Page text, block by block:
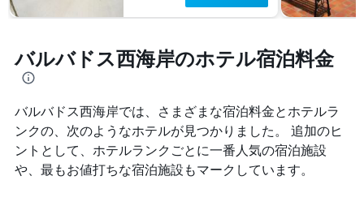
バルバドス西海岸のホテル宿泊料金
バルバドス西海岸では、さまざまな宿泊料金とホテルラ
ンクの、次のようなホテルが見つかりました。 追加のヒ
ントとして、ホテルランクごとに一番人気の宿泊施設
や、最もお値打ちな宿泊施設もマークしています。